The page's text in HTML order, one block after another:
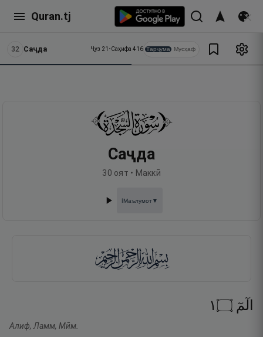
Quran.tj
32 Саҷда Ҷуз 21 •Саҳифа 416 Тарҷума Мусҳаф
Саҷда
30 оят • Маккӣ
ℹ️Маълумот▼
الٓمٓ ۝١
Алиф, Ламм, Мӣм.